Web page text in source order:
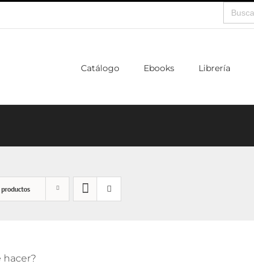
Buscar:
Catálogo Ebooks Librería
hacer?